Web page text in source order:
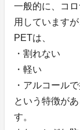
一般的に、コ
用していますが
PETは、
・割れない
・軽い
・アルコール
という特徴が
す。